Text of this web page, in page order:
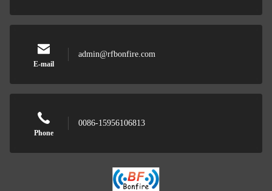
E-mail
admin@rfbonfire.com
Phone
0086-15956106813